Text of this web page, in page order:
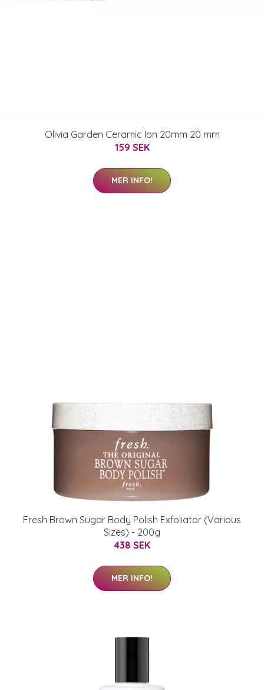
Olivia Garden Ceramic Ion 20mm 20 mm
159 SEK
MER INFO!
Fresh Brown Sugar Body Polish Exfoliator (Various
Sizes) - 200g
438 SEK
MER INFO!